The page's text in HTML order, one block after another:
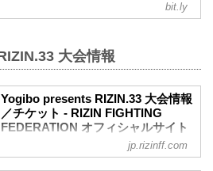
bit.ly
大会情報
Yogibo presents RIZIN.33 大会情報
／チケット - RIZIN FIGHTING
FEDERATION オフィシャルサイト
jp.rizinff.com